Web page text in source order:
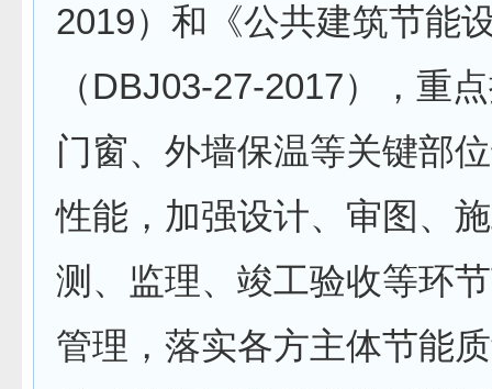
2019）和《公共建筑节能
（DBJ03-27-2017），重
门窗、外墙保温等关键部
性能，加强设计、审图、
测、监理、竣工验收等环
管理，落实各方主体节能